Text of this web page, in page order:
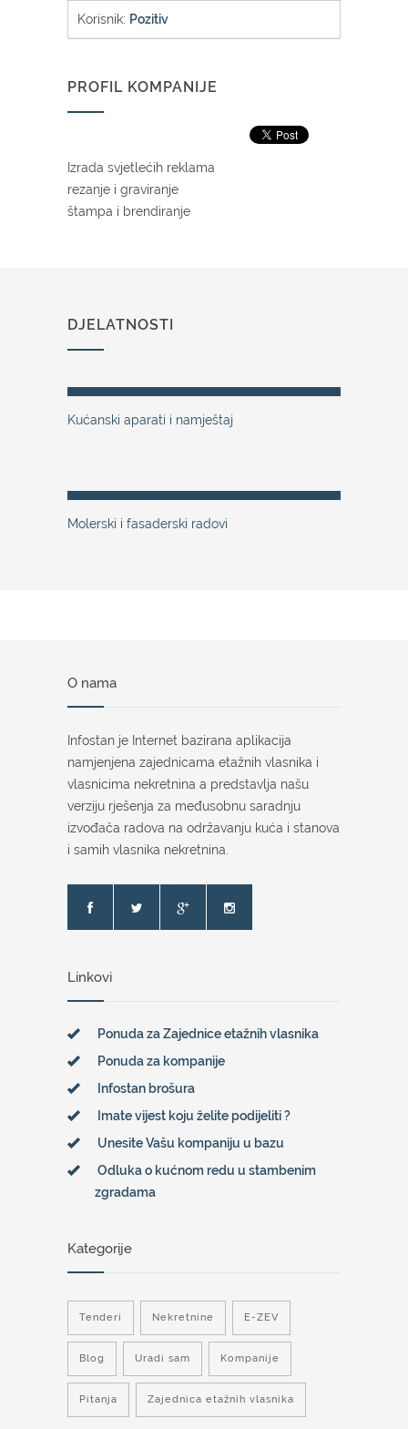
Korisnik: Pozitiv
PROFIL KOMPANIJE
Izrada svjetlećih reklama
rezanje i graviranje
štampa i brendiranje
DJELATNOSTI
Kućanski aparati i namještaj
Molerski i fasaderski radovi
O nama
Infostan je Internet bazirana aplikacija
namjenjena zajednicama etažnih vlasnika i
vlasnicima nekretnina a predstavlja našu
verziju rješenja za međusobnu saradnju
izvođača radova na održavanju kuća i stanova
i samih vlasnika nekretnina.
Linkovi
Ponuda za Zajednice etažnih vlasnika
Ponuda za kompanije
Infostan brošura
Imate vijest koju želite podijeliti ?
Unesite Vašu kompaniju u bazu
Odluka o kućnom redu u stambenim
zgradama
Kategorije
Tenderi Nekretnine E-ZEV
Blog Uradi sam Kompanije
Pitanja Zajednica etažnih vlasnika